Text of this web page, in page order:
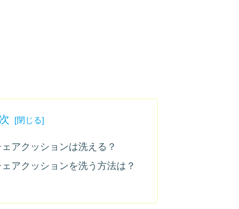
アクッションは洗える？
アクッションを洗う方法は？